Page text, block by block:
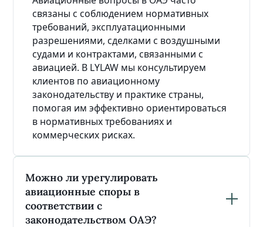
связаны с соблюдением нормативных
требований, эксплуатационными
разрешениями, сделками с воздушными
судами и контрактами, связанными с
авиацией. В LYLAW мы консультируем
клиентов по авиационному
законодательству и практике страны,
помогая им эффективно ориентироваться
в нормативных требованиях и
коммерческих рисках.
Можно ли урегулировать
авиационные споры в
соответствии с
законодательством ОАЭ?